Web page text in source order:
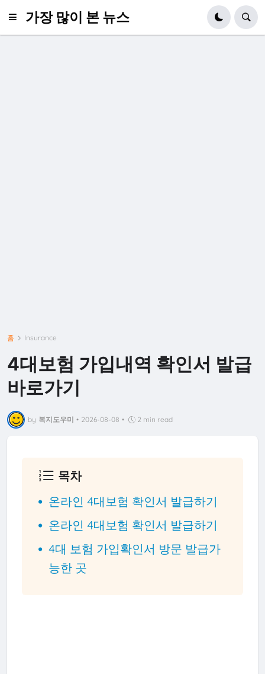
가장 많이 본 뉴스
홈 Insurance
4대보험 가입내역 확인서 발급
바로가기
by 복지도우미 • 2026-08-08 • 2 min read
목차
온라인 4대보험 확인서 발급하기
온라인 4대보험 확인서 발급하기
4대 보험 가입확인서 방문 발급가
능한 곳